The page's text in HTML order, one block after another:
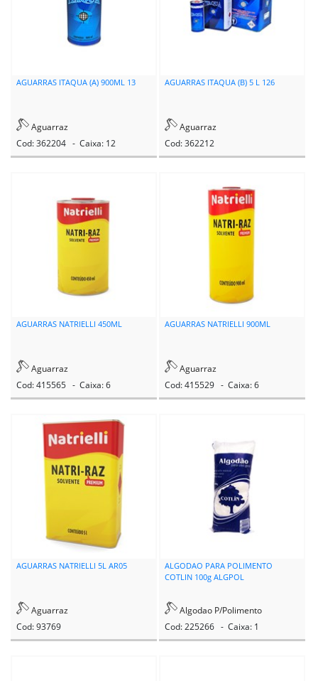
FERRARI
FERROX
IBERE
ITAQUA
JUNTALIDER
KAOL
LINHAL
MAXI RUBBER
AGUARRAS ITAQUA (A) 900ML 13
Aguarraz
Cod: 362204 - Caixa: 12
AGUARRAS ITAQUA (B) 5 L 126
Aguarraz
Cod: 362212
AGUARRAS NATRIELLI 450ML
Aguarraz
Cod: 415565 - Caixa: 6
AGUARRAS NATRIELLI 900ML
Aguarraz
Cod: 415529 - Caixa: 6
AGUARRAS NATRIELLI 5L AR05
Aguarraz
Cod: 93769
ALGODAO PARA POLIMENTO
COTLIN 100g ALGPOL
Algodao P/Polimento
Cod: 225266 - Caixa: 1